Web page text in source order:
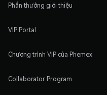
Phần thưởng giới thiệu
VIP Portal
Chương trình VIP của Phemex
Collaborator Program